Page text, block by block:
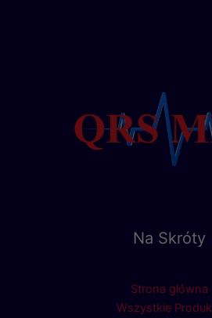
Na Skróty
Strona główna
Wszystkie